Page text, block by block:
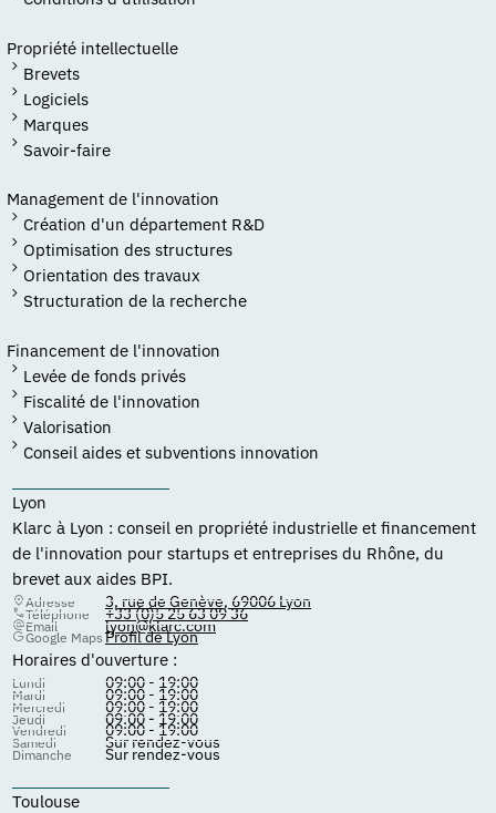
Propriété intellectuelle
Brevets
Logiciels
Marques
Savoir-faire
Management de l'innovation
Création d'un département R&D
Optimisation des structures
Orientation des travaux
Structuration de la recherche
Financement de l'innovation
Levée de fonds privés
Fiscalité de l'innovation
Valorisation
Conseil aides et subventions innovation
Lyon
Klarc à Lyon : conseil en propriété industrielle et financement
de l'innovation pour startups et entreprises du Rhône, du
brevet aux aides BPI.
Adresse 3, rue de Genève, 69006 Lyon
Téléphone +33 (0)5 25 63 09 36
Email lyon@klarc.com
Google Maps Profil de Lyon
Horaires d'ouverture :
Lundi 09:00 - 19:00
Mardi 09:00 - 19:00
Mercredi 09:00 - 19:00
Jeudi 09:00 - 19:00
Vendredi 09:00 - 19:00
Samedi Sur rendez-vous
Dimanche Sur rendez-vous
Toulouse